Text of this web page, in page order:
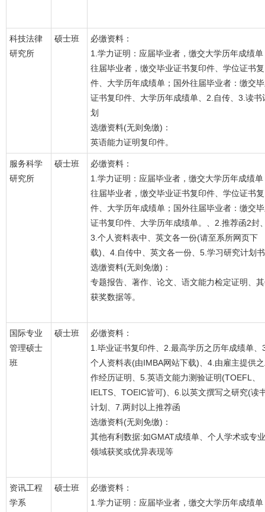
科技法律
研究所
硕士班
必缴资料：
1.学力证明：应届毕业者，缴交大学历年成绩单
往届毕业者，缴交毕业证书复印件、学位证书
件、大学历年成绩单；国外往届毕业者：缴交
证书复印件、大学历年成绩单、2.自传、3.读书
划
选缴资料(无则免缴)：
英语能力证明复印件。
服务科学
研究所
硕士班
必缴资料：
1.学力证明：应届毕业者，缴交大学历年成绩单
往届毕业者，缴交毕业证书复印件、学位证书
件、大学历年成绩单；国外往届毕业者：缴交
证书复印件、大学历年成绩单。、2.推荐函2封
3.个人资料表中、英文各一份(请至系所网页下
载)、4.自传中、英文各一份、5.学习研究计划书
选缴资料(无则免缴)：
专题报告、著作、论文、语文能力检定证明、
获奖数据等。
国际专业
管理硕士
班
硕士班
必缴资料：
1.毕业证书复印件、2.最高学历之历年成绩单、
个人资料表(由IMBA网站下载)、4.由雇主提供
作经历证明、5.英语文能力测验证明(TOEFL、
IELTS、TOEIC皆可)、6.以英文撰写之研究(读
计划、7.两封以上推荐函
选缴资料(无则免缴)：
其他有利数据:如GMAT成绩单、个人学术或专业
领域获奖或优异表现等
资讯工程
学系
硕士班
必缴资料：
1.学力证明：应届毕业者，缴交大学历年成绩单